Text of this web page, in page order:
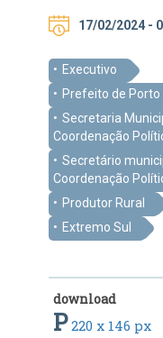
17/02/2024 -
Executivo
Prefeito de
Secretaria
Coordenação
Secretário
Coordenação
Produtor Rural
Extremo Sul
download
P220 x 146 px